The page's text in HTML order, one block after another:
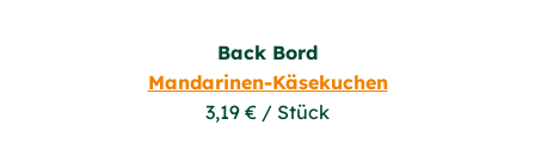
Back Bord
Mandarinen-Käsekuchen
3,19 € / Stück